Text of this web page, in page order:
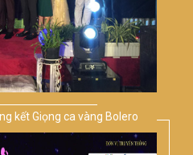
kết Giọng ca vàng Bolero